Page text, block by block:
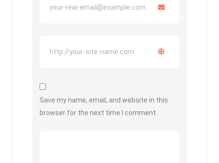
Save my name, email, and website in this
browser for the next time I comment.